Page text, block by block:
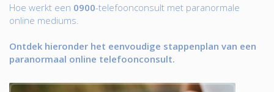
Hoe werkt een 0900-telefoonconsult met paranormale
online mediums.
Ontdek hieronder het eenvoudige stappenplan van een
paranormaal online telefoonconsult.